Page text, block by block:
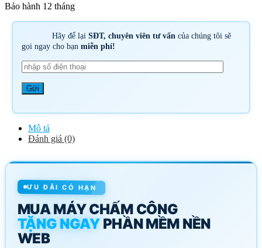
Bảo hành 12 tháng
Hãy để lạiSĐT, chuyên viên tư vấncủa chúng tôi sẽ
gọi ngay cho bạn miễn phí!
Mô tả
Đánh giá (0)
ƯU ĐÃI CÓ HẠN
MUA MÁY CHẤM CÔNG
TẶNG NGAYPHẦN MỀM NỀN
WEB